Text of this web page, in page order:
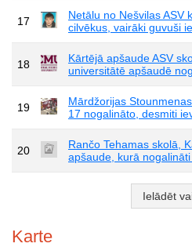
17
Netālu no Nešvilas ASV
cilvēkus, vairāki guvuši
18
Kārtējā apšaude ASV
universitātē apšaudē
19
Mārdžorijas
17 nogalināto, desmiti
20
Rančo Tehamas skolā,
apšaude, kurā
Ielādēt
Karte